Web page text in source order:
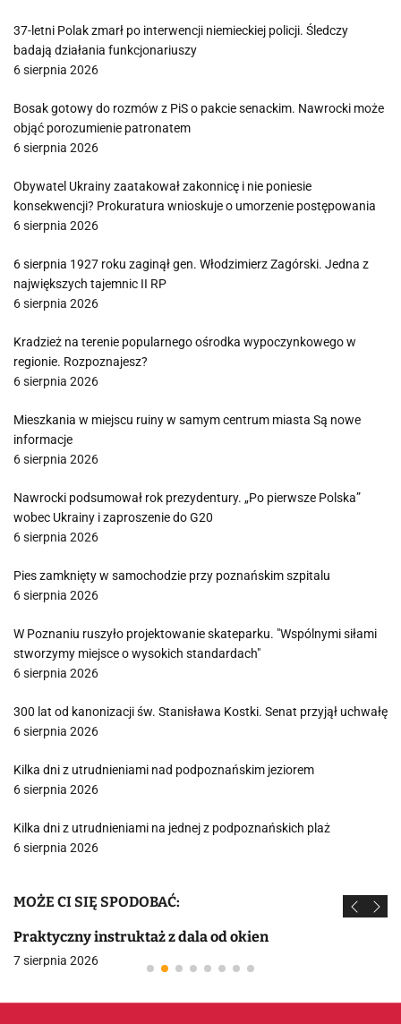
37-letni Polak zmarł po interwencji niemieckiej policji. Śledczy
badają działania funkcjonariuszy
6 sierpnia 2026
Bosak gotowy do rozmów z PiS o pakcie senackim. Nawrocki może
objąć porozumienie patronatem
6 sierpnia 2026
Obywatel Ukrainy zaatakował zakonnicę i nie poniesie
konsekwencji? Prokuratura wnioskuje o umorzenie postępowania
6 sierpnia 2026
6 sierpnia 1927 roku zaginął gen. Włodzimierz Zagórski. Jedna z
największych tajemnic II RP
6 sierpnia 2026
Kradzież na terenie popularnego ośrodka wypoczynkowego w
regionie. Rozpoznajesz?
6 sierpnia 2026
Mieszkania w miejscu ruiny w samym centrum miasta Są nowe
informacje
6 sierpnia 2026
Nawrocki podsumował rok prezydentury. „Po pierwsze Polska”
wobec Ukrainy i zaproszenie do G20
6 sierpnia 2026
Pies zamknięty w samochodzie przy poznańskim szpitalu
6 sierpnia 2026
W Poznaniu ruszyło projektowanie skateparku. "Wspólnymi siłami
stworzymy miejsce o wysokich standardach"
6 sierpnia 2026
300 lat od kanonizacji św. Stanisława Kostki. Senat przyjął uchwałę
6 sierpnia 2026
Kilka dni z utrudnieniami nad podpoznańskim jeziorem
6 sierpnia 2026
Kilka dni z utrudnieniami na jednej z podpoznańskich plaż
6 sierpnia 2026
MOŻE CI SIĘ SPODOBAĆ:
Praktyczny instruktaż z dala od okien
7 sierpnia 2026